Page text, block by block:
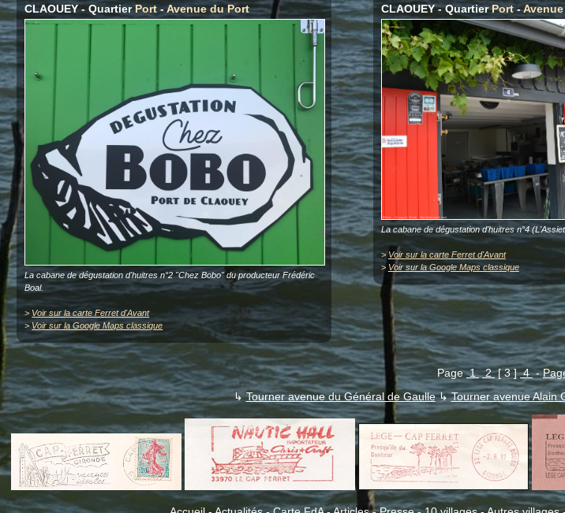
CLAOUEY - QuartierPort-Avenue du Port
La cabane de dégustation d'huitres n°2 "Chez Bobo" du producteur Frédéric
Boal.
> Voir sur la carte Ferret d'Avant
>Voir sur la Google Maps classique
CLAOUEY - QuartierPort-
La cabane de dégustation d'huitres n°4
> Voir sur la carte Ferret d'Avant
> Voir sur la Google Maps classique
Page1 2[ 3 ]4-
↳Tourner avenue du Général de Gaulle↳Tourner avenue Alain